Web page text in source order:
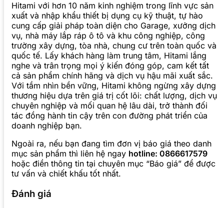
Hitami với hơn 10 năm kinh nghiệm trong lĩnh vực sản
xuất và nhập khẩu thiết bị dụng cụ kỹ thuật, tự hào
cung cấp giải pháp toàn diện cho Garage, xưởng dịch
vụ, nhà máy lắp ráp ô tô và khu công nghiệp, công
trường xây dựng, tòa nhà, chung cư trên toàn quốc và
quốc tế. Lấy khách hàng làm trung tâm, Hitami lắng
nghe và trân trọng mọi ý kiến đóng góp, cam kết tất
cả sản phẩm chính hãng và dịch vụ hậu mãi xuất sắc.
Với tầm nhìn bền vững, Hitami không ngừng xây dựng
thương hiệu dựa trên giá trị cốt lõi: chất lượng, dịch vụ
chuyên nghiệp và mối quan hệ lâu dài, trở thành đối
tác đồng hành tin cậy trên con đường phát triển của
doanh nghiệp bạn.
Ngoài ra, nếu bạn đang tìm đơn vị báo giá theo danh
mục sản phẩm thì liên hệ ngay hotline: 0866617579
hoặc điền thông tin tại chuyên mục “Báo giá” để được
tư vấn và chiết khấu tốt nhất.
Đánh giá